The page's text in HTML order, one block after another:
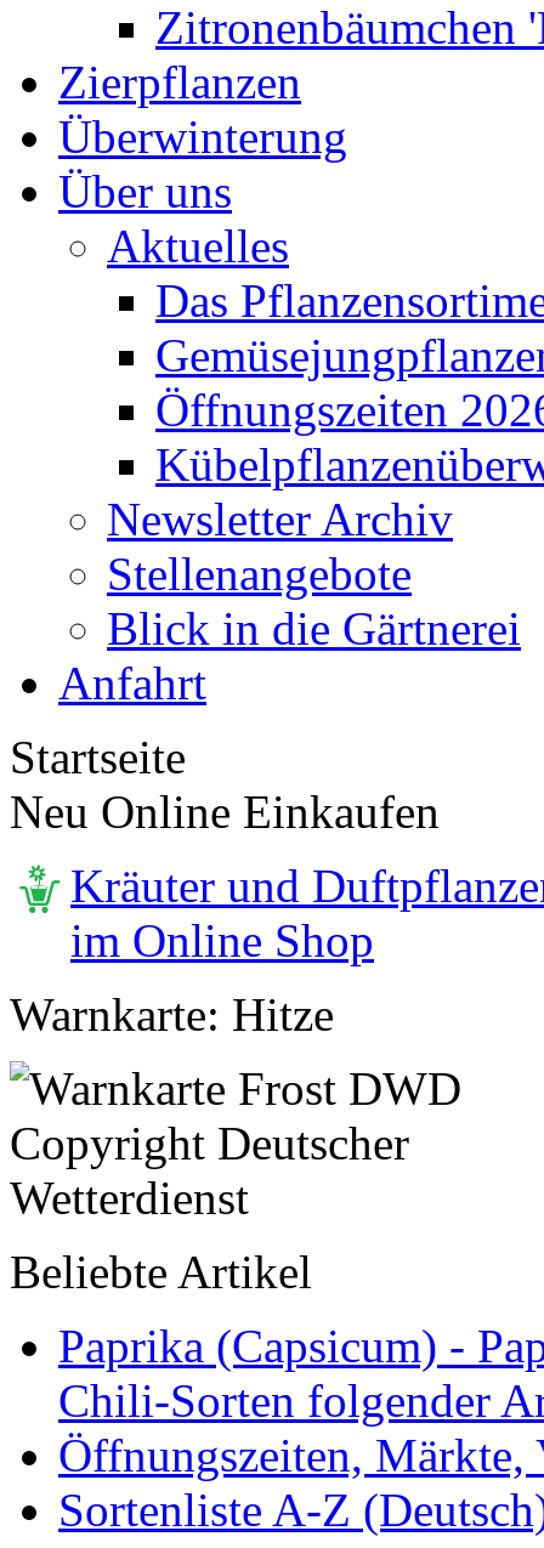
Zitronenbäumchen
Zierpflanzen
Überwinterung
Über uns
Aktuelles
Das
Öffnungszeiten
Newsletter Archiv
Stellenangebote
Blick in die Gärtnerei
Anfahrt
Startseite
Neu Online Einkaufen
Kräuter und
im Online Shop
Warnkarte: Hitze
Beliebte Artikel
Paprika (Capsicum) -
Chili-Sorten folgender
Öffnungszeiten, Märkte,
Sortenliste A-Z